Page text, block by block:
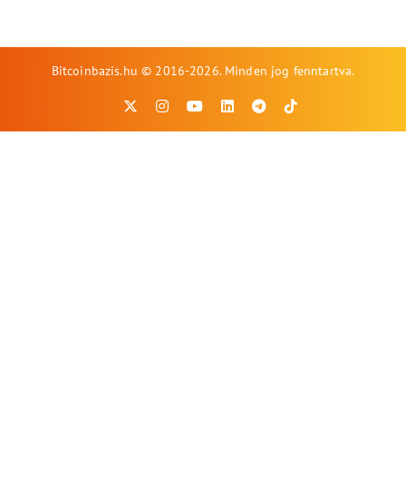
Bitcoinbazis.hu © 2016-2026. Minden jog fenntartva.